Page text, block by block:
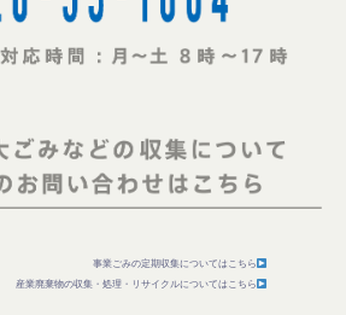
事業ごみの定期収集についてはこちら
産業廃棄物の収集・処理・リサイクルについてはこちら